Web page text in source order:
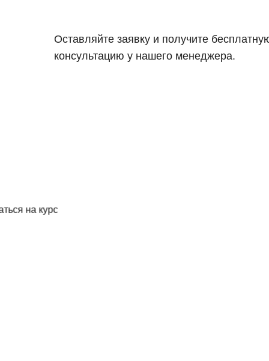
Оставляйте заявку и получите
консультацию у нашего менеджера.